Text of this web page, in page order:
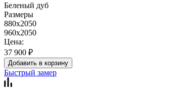
Беленый дуб
Размеры
880x2050
960x2050
Цена:
37 900 ₽
Добавить в корзину
Быстрый замер